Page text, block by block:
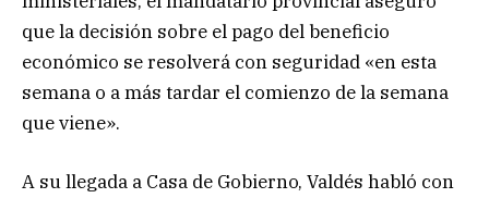
que la decisión sobre el pago del beneficio
económico se resolverá con seguridad «en esta
semana o a más tardar el comienzo de la semana
que viene».
A su llegada a Casa de Gobierno, Valdés habló con